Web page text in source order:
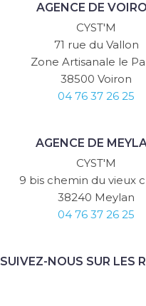
AGENCE DE
CYST'M
71 rue du Vallon
Zone Artisanale le
38500 Voiron
04 76 37 26 25
AGENCE DE
CYST'M
9 bis chemin du vieux
38240 Meylan
04 76 37 26 25
SUIVEZ-NOUS SUR LES